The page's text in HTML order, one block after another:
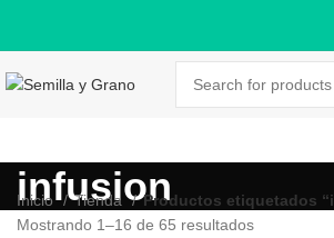
infusion
Inicio Tienda
Productos etiquetados
Mostrando 1–16 de 65 resultados